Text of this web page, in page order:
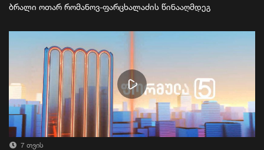
ბრალი ოთარ რომანოვ-ფარცხალაძის წინააღმდეგ
7 თვის